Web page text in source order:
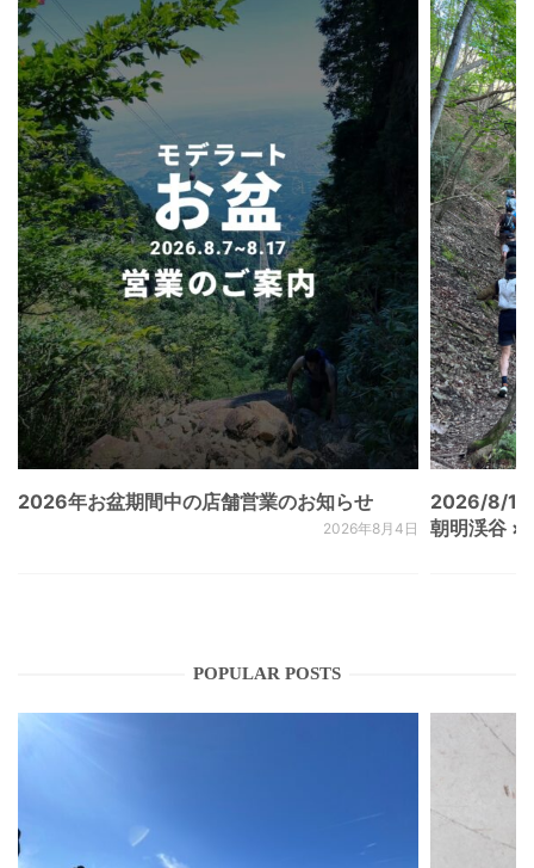
2026年お盆期間中の店舗営業のお知らせ
2026年8月4日
2026/8/
朝明渓谷 ×
POPULAR POSTS